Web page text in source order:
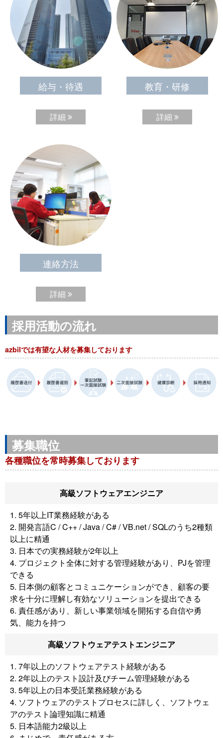
給与・待遇
詳細
教育・研修
詳細
連絡方法
詳細
採用活動の流れ
azbilでは有望な人材を募集しております
募集職位
各種職位を常時募集しております
高級ソフトウェアエンジニア
1. 5年以上IT業務経験がある
2. 開発言語C / C++ / Java / C# / VB.net / SQLのうち2種類
以上に精通
3. 日本での実務経験が2年以上
4. プロジェクト全体に対する管理経験があり、PJを管理
できる
5. 日本側の顧客とコミュニケーションができ、顧客の要
求を十分に理解し有効なソリューションを提出できる
6. 責任感があり、新しい事業領域を開拓する自信や勇
気、能力を持つ
高級ソフトウェアテストエンジニア
1. 7年以上のソフトウェアテスト経験がある
2. 2年以上のテスト設計及びチーム管理経験がある
3. 5年以上の日本受託業務経験がある
4. ソフトウェアのテストプロセスに詳しく、ソフトウェ
アのテスト論理知識に精通
5. 日本語能力2級以上